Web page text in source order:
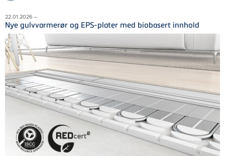
22.01.2026 –
Nye gulvvarmerør og EPS-plater med biobasert innhold